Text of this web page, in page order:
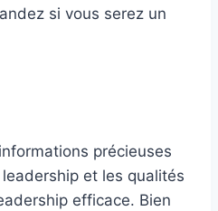
si vous serez un
précieuses
et les qualités
efficace. Bien